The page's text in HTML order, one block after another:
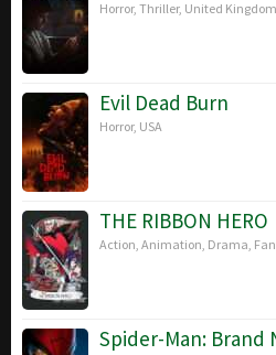
Horror, Thriller, United Kingdom
Evil Dead Burn
Horror, USA
THE RIBBON HERO
Action Animation Drama
Spider-Man: Brand